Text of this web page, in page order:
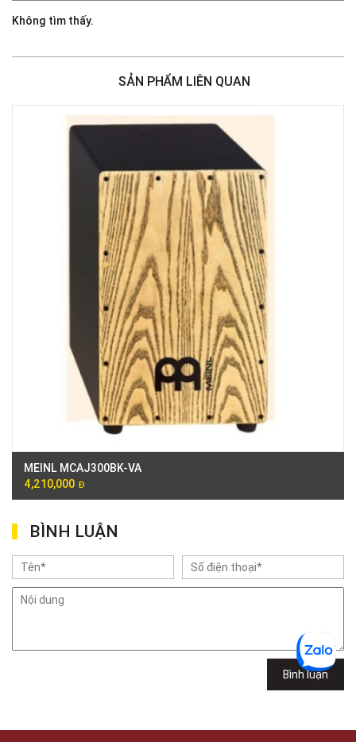
Không tìm thấy.
SẢN PHẨM LIÊN QUAN
MEINL MCAJ300BK-VA
4,210,000 Đ
BÌNH LUẬN
Bình luận